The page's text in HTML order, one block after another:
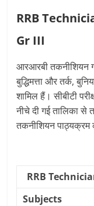
RRB
Gr III
आरआरबी तकनीशियन
बुद्धिमत्ता और तर्क,
शामिल हैं। सीबीटी
नीचे दी गई तालिका
तकनीशियन पाठ्यक्रम
RRB
Subjects